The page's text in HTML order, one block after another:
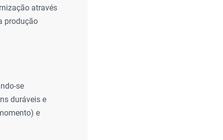
através
produção
se
duráveis e
e